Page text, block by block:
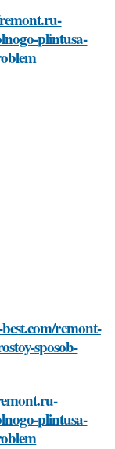
plintusa-
remont-
sposob-
plintusa-